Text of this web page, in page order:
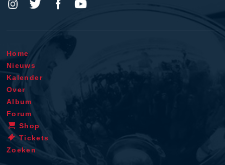
Home
Nieuws
Kalender
Over
Album
Forum
Shop
Tickets
Zoeken